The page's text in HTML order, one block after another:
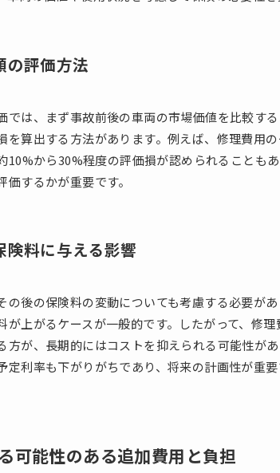
の評価方法
では、まず事故前後の車両の市場価値を比較す
を算出する方法があります。例えば、修理費用
10%から30%程度の評価損が認められることも
するかが重要です。
料に与える影響
の後の保険料の変動についても考慮する必要が
が上がるケースが一般的です。したがって、修
方が、長期的にはコストを抑えられる可能性が
利率も下がりがちであり、将来の計画性が重要
可能性のある追加費用と負担